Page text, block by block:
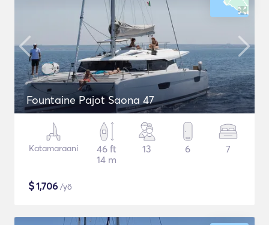
Fountaine Pajot Saona 47
Katamaraani
46 ft
14 m
13 6 7
$1,706 /yö